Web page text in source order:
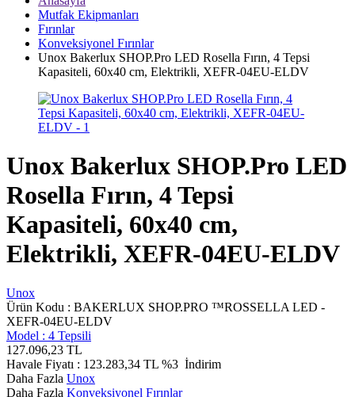
Mutfak Ekipmanları
Fırınlar
Konveksiyonel Fırınlar
Unox Bakerlux SHOP.Pro LED Rosella Fırın, 4 Tepsi
Kapasiteli, 60x40 cm, Elektrikli, XEFR-04EU-ELDV
Unox Bakerlux SHOP.Pro LED
Rosella Fırın, 4 Tepsi
Kapasiteli, 60x40 cm,
Elektrikli, XEFR-04EU-ELDV
Unox
Ürün Kodu : BAKERLUX SHOP.PRO ™ROSSELLA LED -
XEFR-04EU-ELDV
Model : 4 Tepsili
127.096,23 TL
Havale Fiyatı : 123.283,34 TL %3 İndirim
Daha Fazla Unox
Daha Fazla Konveksiyonel Fırınlar